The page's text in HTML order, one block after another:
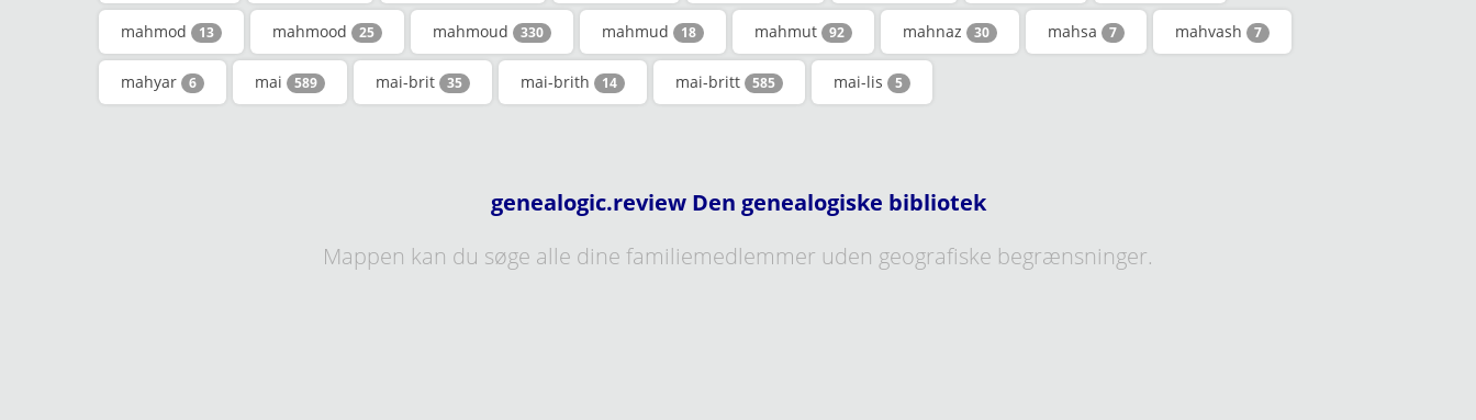
mahmod 13 mahmood 25 mahmoud 330 mahmud 18 mahmut 92 mahnaz 30 mahsa 7 mahvash 7
mahyar 6 mai 589 mai-brit 35 mai-brith 14 mai-britt 585 mai-lis 5
genealogic.review Den genealogiske bibliotek
Mappen kan du søge alle dine familiemedlemmer uden geografiske begrænsninger.